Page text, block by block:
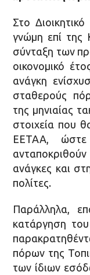
Στο
γνώμη επί της
σύνταξη των
οικονομικό
ανάγκη
σταθερούς
της μηνιαίας
στοιχεία που
ΕΕΤΑΑ,
ανάγκες και
πολίτες.
Παράλληλα,
κατάργηση
πόρων της
των ίδιων